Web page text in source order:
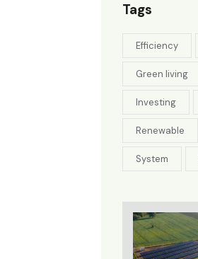
Tags
Efficiency
Green living
Investing
Renewable
System